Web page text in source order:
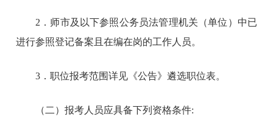
2．师市及以下参照公务员法管理机关（单位）中已
进行参照登记备案且在编在岗的工作人员。
3．职位报考范围详见《公告》遴选职位表。
（二）报考人员应具备下列资格条件: